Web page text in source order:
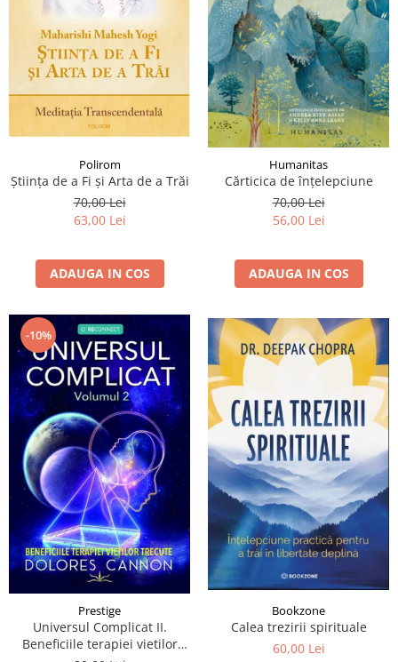
Polirom
Ştiinţa de a Fi şi Arta de a Trăi
70,00 Lei
63,00 Lei
ADAUGA IN COS
Humanitas
Cărticica de înțelepciune
70,00 Lei
56,00 Lei
ADAUGA IN COS
-10%
Prestige
Universul Complicat II.
Beneficiile terapiei vietilor
Bookzone
Calea trezirii spirituale
60,00 Lei